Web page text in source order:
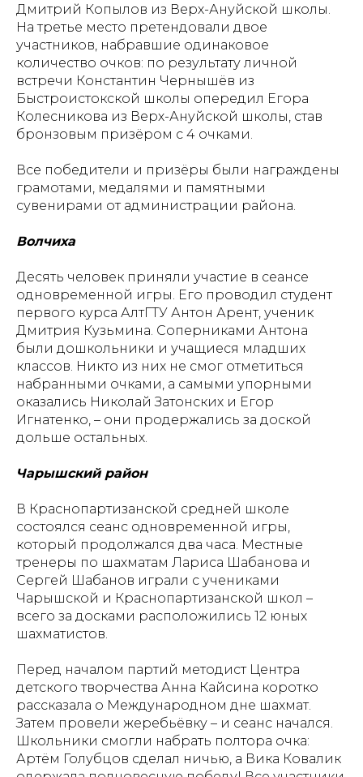
Дмитрий Копылов из Верх-Ануйской школы.
На третье место претендовали двое
участников, набравшие одинаковое
количество очков: по результату личной
встречи Константин Чернышёв из
Быстроистокской школы опередил Егора
Колесникова из Верх-Ануйской школы, став
бронзовым призёром с 4 очками.
Все победители и призёры были награждены
грамотами, медалями и памятными
сувенирами от администрации района.
Волчиха
Десять человек приняли участие в сеансе
одновременной игры. Его проводил студент
первого курса АлтГТУ Антон Арент, ученик
Дмитрия Кузьмина. Соперниками Антона
были дошкольники и учащиеся младших
классов. Никто из них не смог отметиться
набранными очками, а самыми упорными
оказались Николай Затонских и Егор
Игнатенко, – они продержались за доской
дольше остальных.
Чарышский район
В Краснопартизанской средней школе
состоялся сеанс одновременной игры,
который продолжался два часа. Местные
тренеры по шахматам Лариса Шабанова и
Сергей Шабанов играли с учениками
Чарышской и Краснопартизанской школ –
всего за досками расположились 12 юных
шахматистов.
Перед началом партий методист Центра
детского творчества Анна Кайсина коротко
рассказала о Международном дне шахмат.
Затем провели жеребьёвку – и сеанс начался.
Школьники смогли набрать полтора очка:
Артём Голубцов сделал ничью, а Вика Ковалик